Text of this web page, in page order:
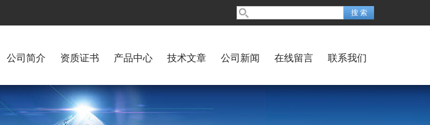
公司简介 资质证书 产品中心 技术文章 公司新闻 在线留言 联系我们